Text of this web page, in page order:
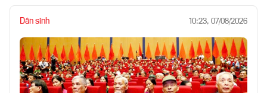
Dân sinh 10:23, 07/08/2026